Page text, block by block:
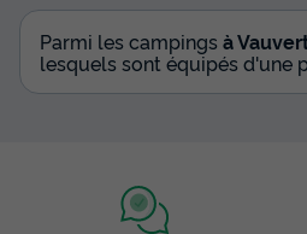
Parmi les campings à
lesquels sont équipés d'une